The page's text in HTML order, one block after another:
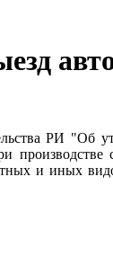
РИ "Об
и иных